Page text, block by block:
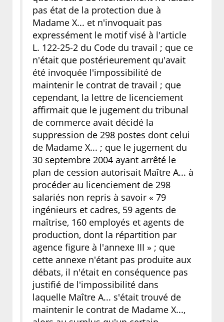
pas état de la protection due à
Madame X... et n'invoquait pas
expressément le motif visé à l'article
L. 122-25-2 du Code du travail ; que ce
n'était que postérieurement qu'avait
été invoquée l'impossibilité de
maintenir le contrat de travail ; que
cependant, la lettre de licenciement
affirmait que le jugement du tribunal
de commerce avait décidé la
suppression de 298 postes dont celui
de Madame X... ; que le jugement du
30 septembre 2004 ayant arrêté le
plan de cession autorisait Maître A... à
procéder au licenciement de 298
salariés non repris à savoir « 79
ingénieurs et cadres, 59 agents de
maîtrise, 160 employés et agents de
production, dont la répartition par
agence figure à l'annexe III » ; que
cette annexe n'étant pas produite aux
débats, il n'était en conséquence pas
justifié de l'impossibilité dans
laquelle Maître A... s'était trouvé de
maintenir le contrat de Madame X...,